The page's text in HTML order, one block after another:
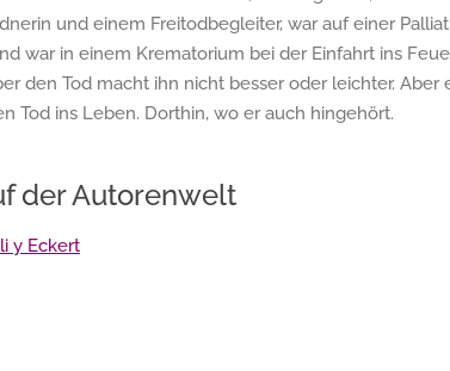
und einem Freitodbegleiter, war auf einer
war in einem Krematorium bei der Einfahrt ins
den Tod macht ihn nicht besser oder leichter. Aber
Tod ins Leben. Dorthin, wo er auch hingehört.
der Autorenwelt
y Eckert